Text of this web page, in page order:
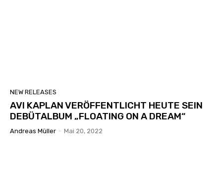
NEW RELEASES
AVI KAPLAN VERÖFFENTLICHT HEUTE SEIN
DEBÜTALBUM „FLOATING ON A DREAM“
Andreas Müller - Mai 20, 2022